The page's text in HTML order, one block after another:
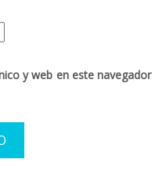
y web en este navegador